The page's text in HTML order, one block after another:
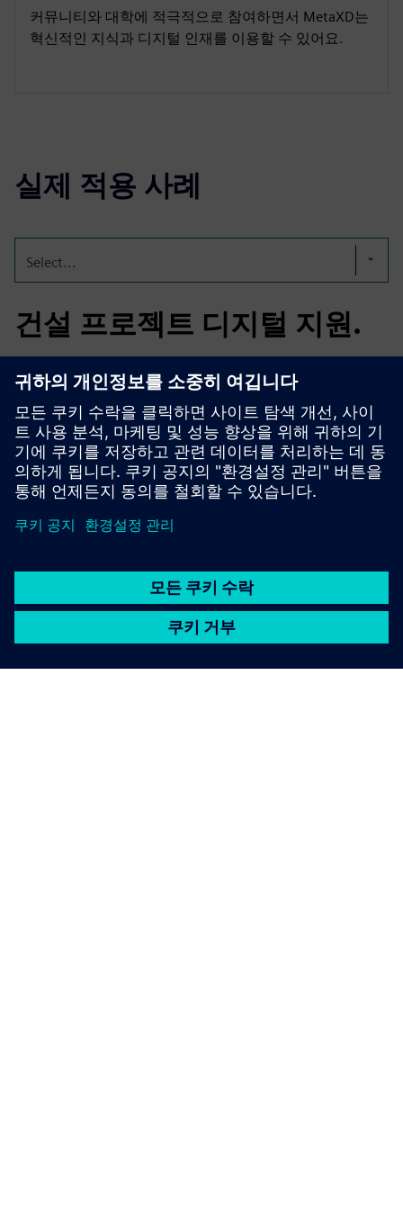
커뮤니티와 대학에 적극적으로 참여하면서 MetaXD는
혁신적인 지식과 디지털 인재를 이용할 수 있어요.
실제 적용 사례
Select...
건설 프로젝트 디지털 지원.
평가와 BIM 계획을 수행하고, 디지털 트윈을 통해 전체 프로
젝트를 구축하고 사용 단계로 가져오세요.
이를 위해서는 여러 디지털 서비스와 파트너가 필요해
요.MetaXD는 좌표를 제공하고 있어요.